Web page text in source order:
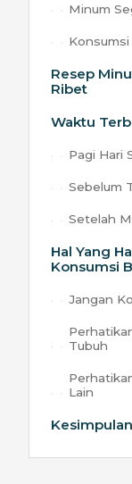
Minum
Konsumsi
Resep
Ribet
Waktu
Pagi Hari
Sebelum
Setelah
Hal Yang
Konsumsi
Jangan
Tubuh
Lain
Kesimpulan